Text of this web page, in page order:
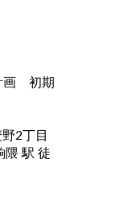
画 初期
2丁目
徒